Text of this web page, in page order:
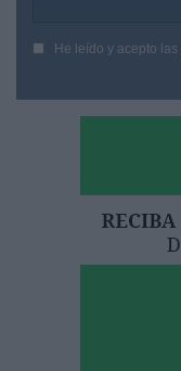
He leído y acepto las